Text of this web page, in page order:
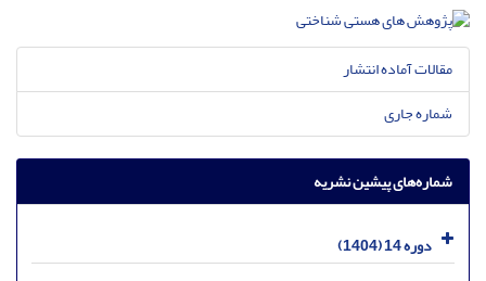
مقالات آماده انتشار
شماره جاری
شماره‌های پیشین نشریه
دوره 14 (1404)